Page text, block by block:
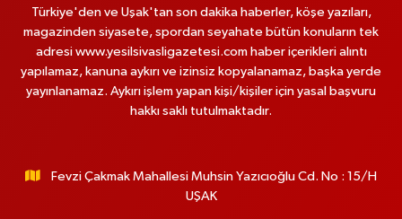
Türkiye'den ve Uşak'tan son dakika haberler, köşe yazıları,
magazinden siyasete, spordan seyahate bütün konuların tek
adresi www.yesilsivasligazetesi.com haber içerikleri alıntı
yapılamaz, kanuna aykırı ve izinsiz kopyalanamaz, başka yerde
yayınlanamaz. Aykırı işlem yapan kişi/kişiler için yasal başvuru
hakkı saklı tutulmaktadır.
Fevzi Çakmak Mahallesi Muhsin Yazıcıoğlu Cd. No : 15/H
UŞAK